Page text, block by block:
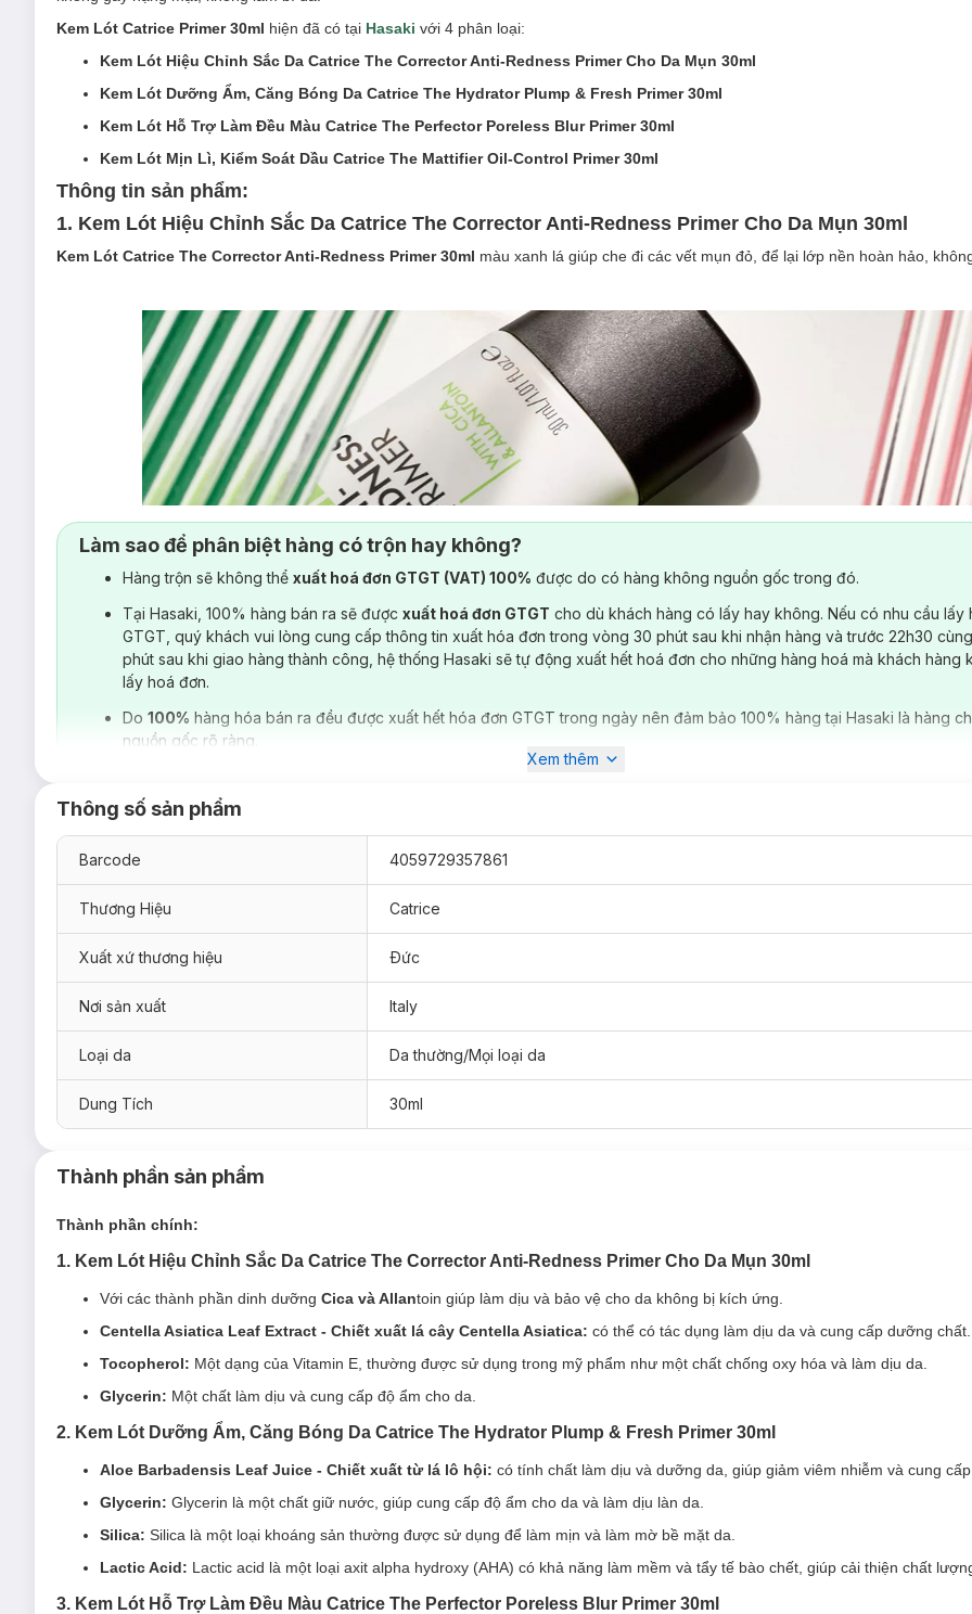
Kem Lót Catrice Primer 30ml hiện đã có tại Hasaki với 4 phân loại:
Kem Lót Hiệu Chỉnh Sắc Da Catrice The Corrector Anti-Redness Primer Cho Da Mụn 30ml
Kem Lót Dưỡng Ẩm, Căng Bóng Da Catrice The Hydrator Plump & Fresh Primer 30ml
Kem Lót Hỗ Trợ Làm Đều Màu Catrice The Perfector Poreless Blur Primer 30ml
Kem Lót Mịn Lì, Kiểm Soát Dầu Catrice The Mattifier Oil-Control Primer 30ml
Thông tin sản phẩm:
1. Kem Lót Hiệu Chỉnh Sắc Da Catrice The Corrector Anti-Redness Primer Cho Da Mụn 30ml
Kem Lót Catrice The Corrector Anti-Redness Primer 30ml màu xanh lá giúp che đi các vết mụn đỏ, để lại lớp nền hoàn hảo,
Loại da phù hợp:
Sản phẩm phù hợp với
Ưu thế nổi bật:
Một chất làm dịu và cung cấp độ ẩm cho da.
Điều chỉnh sắc tố da, với màu xanh nhạt sản phẩm có thể trung hoà các vết mẩn đỏ và đốm đỏ trên da, che phủ tốt các vết
nền mịn màng, hoàn hảo.
Có khả năng giữ cho lớp trang điểm bền màu, hạn chế lem trôi cho bạn vẻ ngoài xinh đẹp trong nhiều giờ đồng hồ.
Kết cấu mềm mại, mỏng nhẹ, dễ dàng tán đều mỏng nhẹ không gây nặng mặt, không làm bí da.
Kem lót có thiết kế nhỏ gọn, được đựng trong vỏ nhựa, nắp vặn, đặc biệt 100% thân thiện với môi trường.
Làm sao để phân biệt hàng có trộn hay không?
Hàng trộn sẽ không thể xuất hoá đơn GTGT (VAT) 100% được do có hàng không nguồn gốc trong đó.
Tại Hasaki, 100% hàng bán ra sẽ được xuất hoá đơn GTGT cho dù khách hàng có lấy hay không. Nếu có nhu cầu lấy
GTGT, quý khách vui lòng cung cấp thông tin xuất hóa đơn trong vòng 30 phút sau khi nhận hàng và trước 22h30
phút sau khi giao hàng thành công, hệ thống Hasaki sẽ tự động xuất hết hoá đơn cho những hàng hoá mà khách hàng
lấy hoá đơn.
Do 100% hàng hóa bán ra đều được xuất hết hóa đơn GTGT trong ngày nên đảm bảo 100% hàng tại Hasaki là hàng
nguồn gốc rõ ràng.
Xem thêm
Thông số sản phẩm
Barcode 4059729357861
Thương Hiệu Catrice
Xuất xứ thương hiệu Ðức
Nơi sản xuất Italy
Loại da Da thường/Mọi loại da
Dung Tích 30ml
Thành phần sản phẩm
Thành phần chính:
1. Kem Lót Hiệu Chỉnh Sắc Da Catrice The Corrector Anti-Redness Primer Cho Da Mụn 30ml
Với các thành phần dinh dưỡng Cica và Allantoin giúp làm dịu và bảo vệ cho da không bị kích ứng.
Centella Asiatica Leaf Extract - Chiết xuất lá cây Centella Asiatica: có thể có tác dụng làm dịu da và cung cấp dưỡng chất.
Tocopherol: Một dạng của Vitamin E, thường được sử dụng trong mỹ phẩm như một chất chống oxy hóa và làm dịu da.
Glycerin: Một chất làm dịu và cung cấp độ ẩm cho da.
2. Kem Lót Dưỡng Ẩm, Căng Bóng Da Catrice The Hydrator Plump & Fresh Primer 30ml
Aloe Barbadensis Leaf Juice - Chiết xuất từ lá lô hội: có tính chất làm dịu và dưỡng da, giúp giảm viêm nhiễm và cung cấp
Glycerin: Glycerin là một chất giữ nước, giúp cung cấp độ ẩm cho da và làm dịu làn da.
Silica: Silica là một loại khoáng sản thường được sử dụng để làm mịn và làm mờ bề mặt da.
Lactic Acid: Lactic acid là một loại axit alpha hydroxy (AHA) có khả năng làm mềm và tẩy tế bào chết, giúp cải thiện chất
3. Kem Lót Hỗ Trợ Làm Đều Màu Catrice The Perfector Poreless Blur Primer 30ml